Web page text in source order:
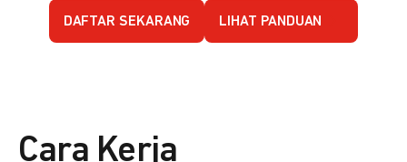
DAFTAR SEKARANG LIHAT PANDUAN
Cara Kerja